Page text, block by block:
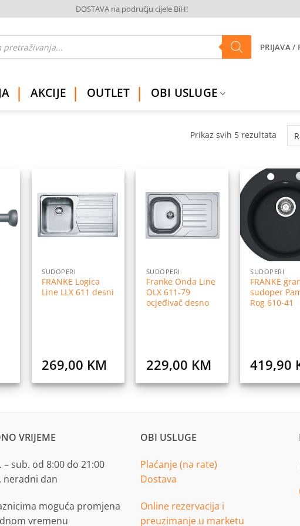
DOSTAVA na području cijele BiH!
PRIJAVA /
AKCIJE OUTLET OBI USLUGE
Prikaz svih 5 rezultata
Dodaj
na
listu
želja
SUDOPERI
FRANKE Logica
Line LLX 611 desni
269,00 KM
Dodaj
na
listu
želja
SUDOPERI
Franke Onda Line
OLX 611-79
ocjeđivač desno
229,00 KM
SUDOPERI
FRANKE
sudoper
Rog 610-41
419,90
VRIJEME
– sub. od 8:00 do 21:00
neradni dan
moguća promjena
vremenu
OBI USLUGE
Plaćanje (na rate)
Dostava
Online rezervacija i
preuzimanje u marketu